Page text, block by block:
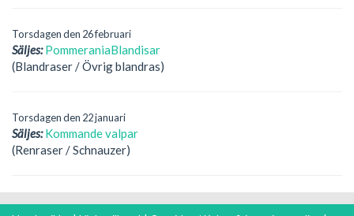
Torsdagen den 26 februari
Säljes: PommeraniaBlandisar
(Blandraser / Övrig blandras)
Torsdagen den 22 januari
Säljes: Kommande valpar
(Renraser / Schnauzer)